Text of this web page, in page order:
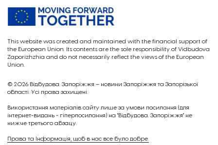
This website was created and maintained with the financial support of
the European Union. Its contents are the sole responsibility of Vidbudova
Zaporizhzhia and do not necessarily reflect the views of the European
Union.
© 2026 Відбудова. Запоріжжя – новини Запоріжжя та Запорізької
області. Усі права захищені.
Викориcтання матеріалів сайту лише за умови посилання (для
інтернет-видань - гіперпосилання) на "Відбудова. Запоріжжя" не
нижче третього абзацу.
Права та Інформація, щоб в нас все було добре.